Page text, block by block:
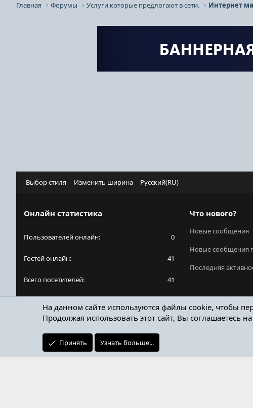
Главная Форумы Услуги которые предлогают в сети. Интернет
Выбор стиля Изменить ширина Русский(RU)
Онлайн статистика
Пользователей онлайн 0
Гостей онлайн 41
Всего посетителей 41
Общее количество посетителей может включать
в себя скрытых пользователей.
Что нового?
Новые сообщения
Новые сообщения
Последняя
На данном сайте используются файлы cookie, чтобы
Продолжая использовать этот сайт, Вы соглашаетесь
Принять Узнать больше...